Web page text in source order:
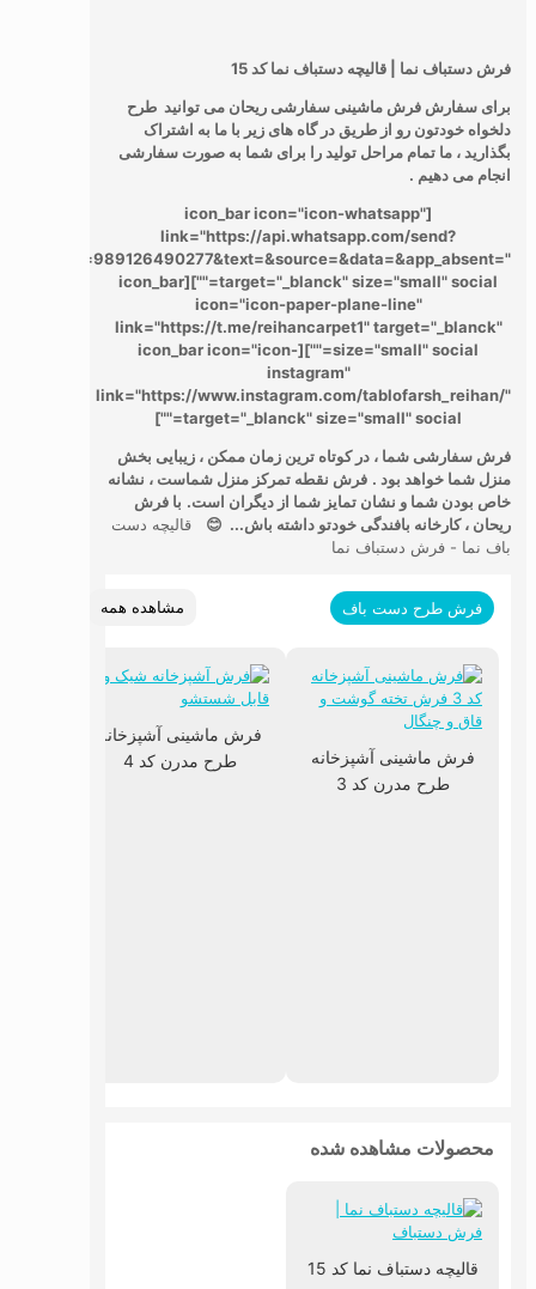
فرش دستباف نما | قالیچه دستباف نما کد 15
برای سفارش فرش ماشینی سفارشی ریحان می توانید طرح
دلخواه خودتون رو از طریق در گاه های زیر با ما به اشتراک
بگذارید ، ما تمام مراحل تولید را برای شما به صورت سفارشی
انجام می دهیم .
[icon_bar icon="icon-whatsapp"
link="https://api.whatsapp.com/send?
phone=989126490277&text=&source=&data=&app_absent="
target="_blanck" size="small" social=""][icon_bar
icon="icon-paper-plane-line"
link="https://t.me/reihancarpet1" target="_blanck"
size="small" social=""][icon_bar icon="icon-
instagram"
link="https://www.instagram.com/tablofarsh_reihan/"
target="_blanck" size="small" social=""]
فرش سفارشی شما ، در کوتاه ترین زمان ممکن ، زیبایی بخش
منزل شما خواهد بود . فرش نقطه تمرکز منزل شماست ، نشانه
خاص بودن شما و نشان تمایز شما از دیگران است. با فرش
ریحان ، کارخانه بافندگی خودتو داشته باش... 😊 قالیچه دست
باف نما - فرش دستباف نما
فرش طرح دست باف مشاهده همه
فرش ماشینی آشپزخانه
طرح مدرن کد 3
فرش ماشینی آشپزخانه
طرح مدرن کد 4
محصولات مشاهده شده
قالیچه دستباف نما کد 15